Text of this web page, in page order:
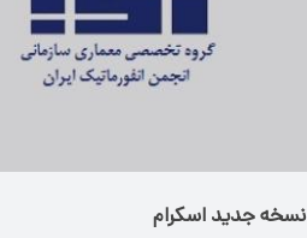
نسخه جدید اسکرام